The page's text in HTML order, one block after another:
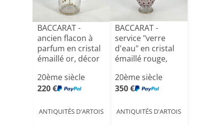
BACCARAT -
ancien flacon à
parfum en cristal
émaillé or, décor
20ème siècle
220 €
ANTIQUITÉS D'ARTOIS
BACCARAT -
service "verre
d'eau" en cristal
émaillé rouge,
20ème siècle
350 €
ANTIQUITÉS D'ARTOIS